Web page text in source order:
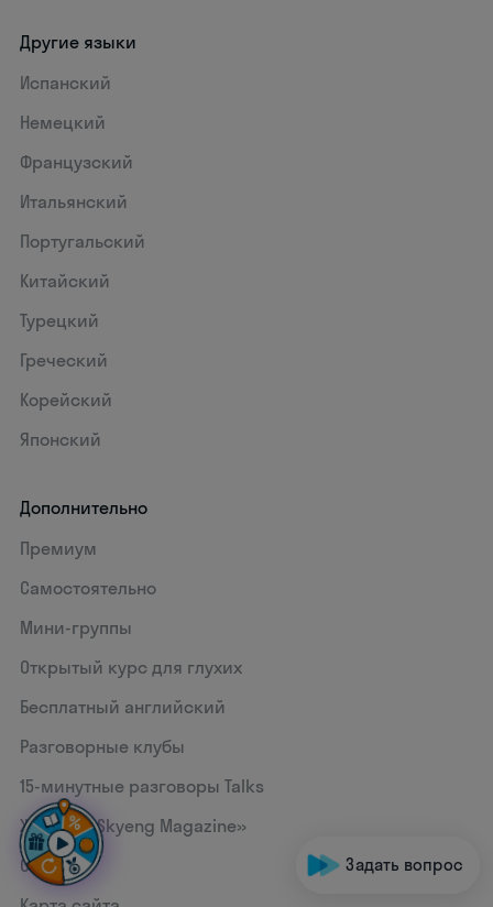
Другие языки
Испанский
Немецкий
Французский
Итальянский
Португальский
Китайский
Турецкий
Греческий
Корейский
Японский
Дополнительно
Премиум
Самостоятельно
Мини-группы
Открытый курс для глухих
Бесплатный английский
Разговорные клубы
15‑минутные разговоры Talks
Журнал «Skyeng Magazine»
Статьи
Задать вопрос